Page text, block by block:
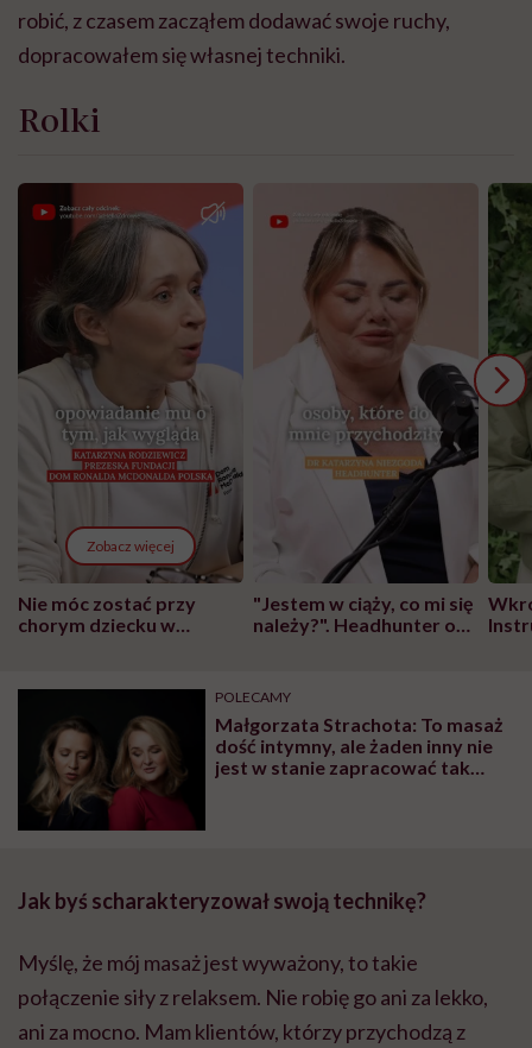
robić, z czasem zacząłem dodawać swoje ruchy,
dopracowałem się własnej techniki.
Rolki
Zobacz więcej
Nie móc zostać przy
chorym dziecku w
może chyba tylko
wyobraźni"
"Jestem w ciąży, co mi się
należy?". Headhunter o
pracy
POLECAMY
Małgorzata Strachota: To masaż
dość intymny, ale żaden inny nie
jest w stanie zapracować tak
Jak byś scharakteryzował swoją technikę?
Myślę, że mój masaż jest wyważony, to takie
połączenie siły z relaksem. Nie robię go ani za lekko,
ani za mocno. Mam klientów, którzy przychodzą z